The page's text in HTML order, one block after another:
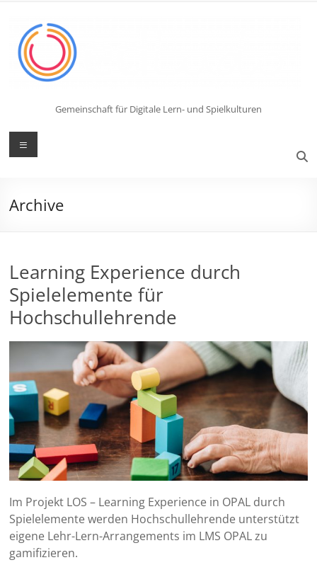
springen
Gemeinschaft für Digitale Lern- und Spielkulturen
Menü
Archive
Learning Experience durch
Spielelemente für
Hochschullehrende
Im Projekt LOS – Learning Experience in OPAL durch
Spielelemente werden Hochschullehrende unterstützt
eigene Lehr-Lern-Arrangements im LMS OPAL zu
gamifizieren.